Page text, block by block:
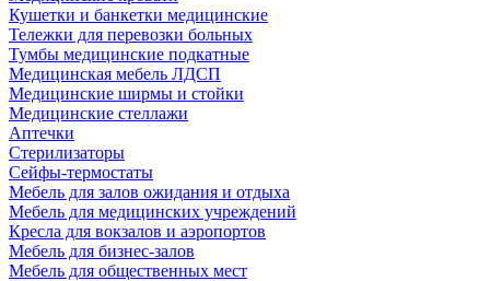
Кушетки и банкетки медицинские
Тележки для перевозки больных
Тумбы медицинские подкатные
Медицинская мебель ЛДСП
Медицинские ширмы и стойки
Медицинские стеллажи
Аптечки
Стерилизаторы
Сейфы-термостаты
Мебель для залов ожидания и отдыха
Мебель для медицинских учреждений
Кресла для вокзалов и аэропортов
Мебель для бизнес-залов
Мебель для общественных мест